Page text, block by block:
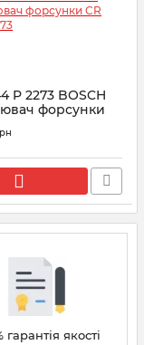
P 2273 BOSCH
форсунки
0433172273
гарантія якості